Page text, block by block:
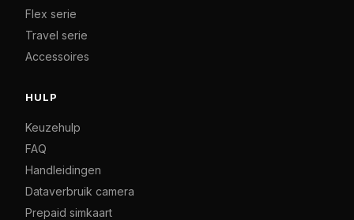
Flex serie
Travel serie
Accessoires
HULP
Keuzehulp
FAQ
Handleidingen
Dataverbruik camera
Prepaid simkaart